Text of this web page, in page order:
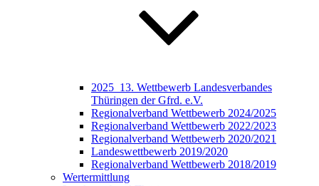
2025_13. Wettbewerb Landesverbandes
Thüringen der Gfrd. e.V.
Regionalverband Wettbewerb 2024/2025
Regionalverband Wettbewerb 2022/2023
Regionalverband Wettbewerb 2020/2021
Landeswettbewerb 2019/2020
Regionalverband Wettbewerb 2018/2019
Wertermittlung